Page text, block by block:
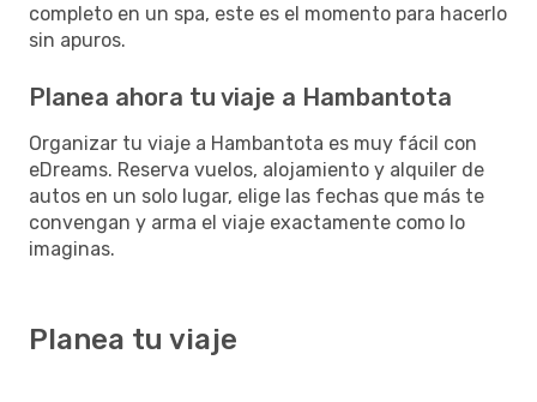
completo en un spa, este es el momento para hacerlo
sin apuros.
Planea ahora tu viaje a Hambantota
Organizar tu viaje a Hambantota es muy fácil con
eDreams. Reserva vuelos, alojamiento y alquiler de
autos en un solo lugar, elige las fechas que más te
convengan y arma el viaje exactamente como lo
imaginas.
Planea tu viaje